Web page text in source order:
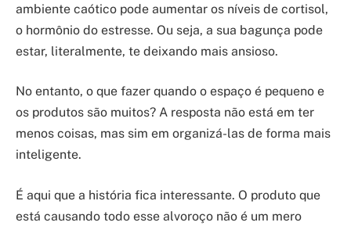
ambiente caótico pode aumentar os níveis de cortisol,
o hormônio do estresse. Ou seja, a sua bagunça pode
estar, literalmente, te deixando mais ansioso.
No entanto, o que fazer quando o espaço é pequeno e
os produtos são muitos? A resposta não está em ter
menos coisas, mas sim em organizá-las de forma mais
inteligente.
É aqui que a história fica interessante. O produto que
está causando todo esse alvoroço não é um mero